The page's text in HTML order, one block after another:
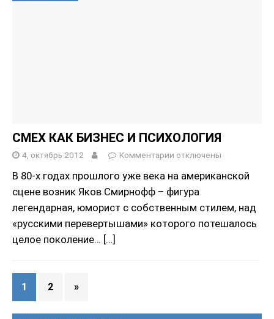
СМЕХ КАК БИЗНЕС И ПСИХОЛОГИЯ
4, октябрь 2012 Комментарии отключены
В 80-х годах прошлого уже века на американской
сцене возник Яков Смирнофф – фигура
легендарная, юморист с собственным стилем, над
«русскими перевертышами» которого потешалось
целое поколение… […]
1 2 »